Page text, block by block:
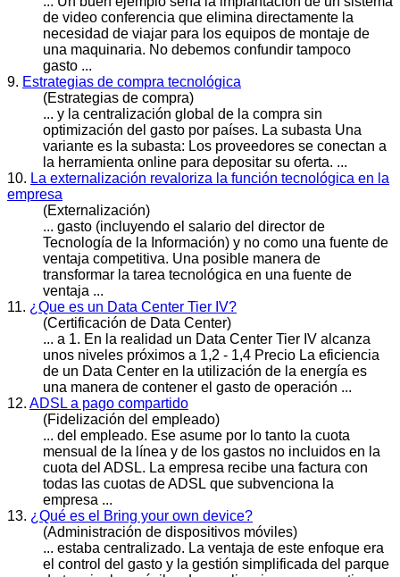
de video conferencia que elimina directamente la
necesidad de viajar para los equipos de montaje de
una maquinaria. No debemos confundir tampoco
gasto ...
9. Estrategias de compra tecnológica
(Estrategias de compra)
... y la centralización global de la compra sin
optimización del gasto por países. La subasta Una
variante es la subasta: Los proveedores se conectan a
la herramienta online para depositar su oferta. ...
10. La externalización revaloriza la función tecnológica en la
empresa
(Externalización)
... gasto (incluyendo el salario del director de
Tecnología de la Información) y no como una fuente de
ventaja competitiva. Una posible manera de
transformar la tarea tecnológica en una fuente de
ventaja ...
11. ¿Que es un Data Center Tier IV?
(Certificación de Data Center)
... a 1. En la realidad un Data Center Tier IV alcanza
unos niveles próximos a 1,2 - 1,4 Precio La eficiencia
de un Data Center en la utilización de la energía es
una manera de contener el gasto de operación ...
12. ADSL a pago compartido
(Fidelización del empleado)
... del empleado. Ese asume por lo tanto la cuota
mensual de la línea y de los gastos no incluidos en la
cuota del ADSL. La empresa recibe una factura con
todas las cuotas de ADSL que subvenciona la
empresa ...
13. ¿Qué es el Bring your own device?
(Administración de dispositivos móviles)
... estaba centralizado. La ventaja de este enfoque era
el control del gasto y la gestión simplificada del parque